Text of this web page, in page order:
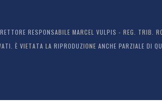
RESPONSABILE MARCEL VULPIS - REG.
LA RIPRODUZIONE ANCHE PARZIALE DI